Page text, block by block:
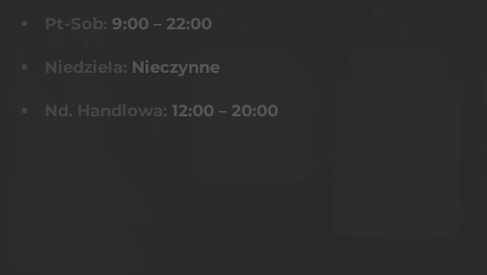
Pt-Sob: 9:00 – 22:00
Niedziela: Nieczynne
Nd. Handlowa: 12:00 – 20:00